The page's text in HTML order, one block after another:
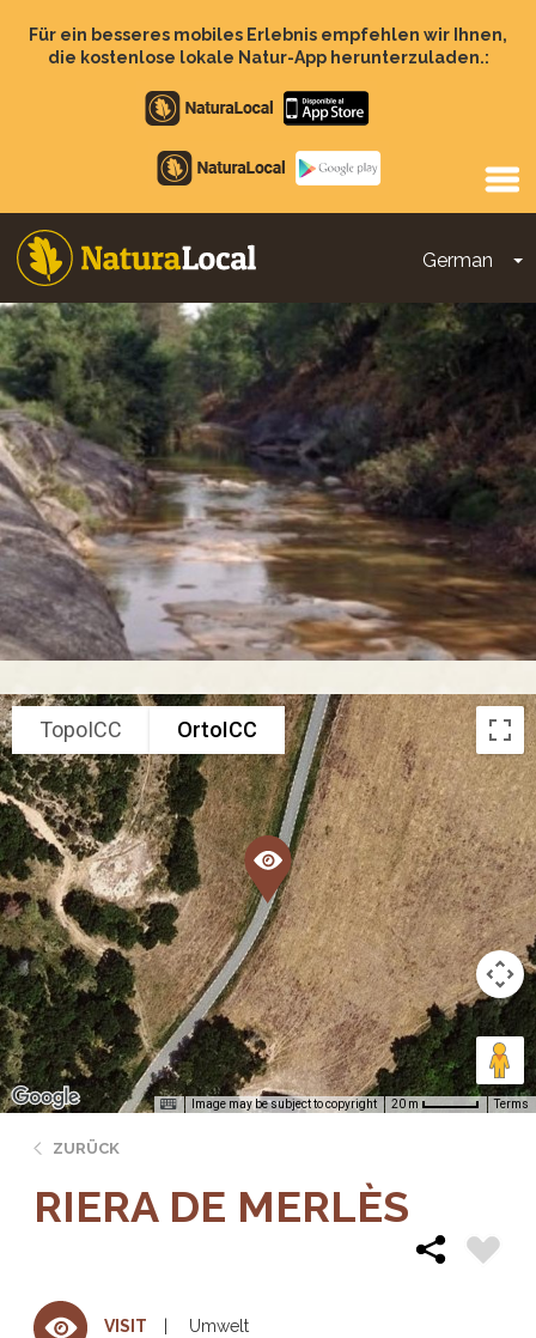
zumFür ein besseres mobiles Erlebnis empfehlen wir Ihnen,
die kostenlose lokale Natur-App herunterzuladen.:
Apple
store
Google
Play
German
Main
navigation
TopoICC OrtoICC
Image may be subject to copyright 20 m Terms
ZURÜCK
RIERA DE MERLÈS
VISIT Umwelt